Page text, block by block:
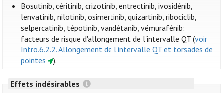
Bosutinib, céritinib, crizotinib, entrectinib, ivosidénib,
lenvatinib, nilotinib, osimertinib, quizartinib, ribociclib,
selpercatinib, tépotinib, vandétanib, vémurafénib:
facteurs de risque d'allongement de l'intervalle QT (voir
Intro.6.2.2. Allongement de l’intervalle QT et torsades de
pointes
).
Effets indésirables